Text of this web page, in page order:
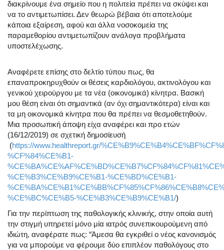
διακρίνουμε ένα σημείο που η πολιτεία πρέπει να σκύψει και
να το αντιμετωπίσει. Δεν θεωρώ βέβαια ότι αποτελούμε
κάποια εξαίρεση, αφού και άλλα νοσοκομεία της
παραμεθορίου αντιμετωπίζουν ανάλογα προβλήματα
υποστελέχωσης.
Αναφέρετε επίσης στο δελτίο τύπου πως, θα
επαναπροκηρυχθούν οι θέσεις καρδιολόγου, ακτινολόγου και
γενικού χειρούργου με τα νέα (οικονομικά) κίνητρα. Βασική
μου θέση είναι ότι σημαντικά (αν όχι σημαντικότερα) είναι και
τα μη οικονομικά κίνητρα που θα πρέπει να θεσμοθετηθούν.
Μια προσωπική άποψη είχα αναφέρει και προ ετών
(16/12/2019) σε σχετική δημοσίευσή
(https://www.healthreport.gr/
%CF%84%CE%B1-
%CE%B3%CE%B9%CE%B1-%CE%BD%CE%B1-
%CE%BC%CE%B5-%CE%B3%CE%B9%CE%B1/)
Για την περίπτωση της παθολογικής κλινικής, στην οποία αυτή
την στιγμή υπηρετεί μόνο μία ιατρός συνεπικουρούμενη από
ιδιώτη, αναφέρατε πως: “Άμεσα θα εγκριθεί ο νέος κανονισμός
για να μπορούμε να φέρουμε δύο επιπλέον παθολόγους στο